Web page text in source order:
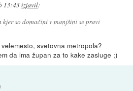
13:43izjavil:
so domačini v manjšini se pravi
svetovna metropola?
da ima župan za to kake zasluge ;)